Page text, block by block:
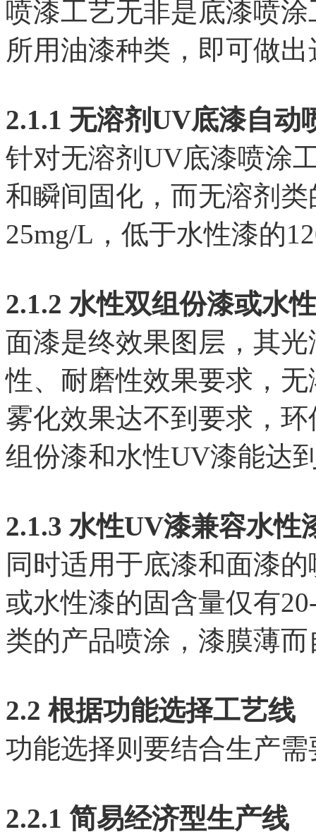
喷漆工艺无非是底漆喷
所用油漆种类，即可做
2.1.1 无溶剂UV底漆自动
针对无溶剂UV底漆喷涂
和瞬间固化，而无溶剂
25mg/L，低于水性漆的
2.1.2 水性双组份漆或水
面漆是终效果图层，其
性、耐磨性效果要求，
雾化效果达不到要求，
组份漆和水性UV漆能达
2.1.3 水性UV漆兼容水性
同时适用于底漆和面漆
或水性漆的固含量仅有
类的产品喷涂，漆膜薄而
2.2 根据功能选择工艺线
功能选择则要结合生产
2.2.1 简易经济型生产线